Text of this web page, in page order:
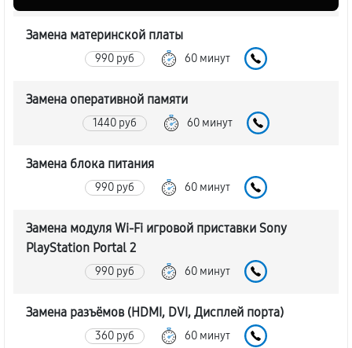
Замена материнской платы
990 руб 60 минут
Замена оперативной памяти
1440 руб 60 минут
Замена блока питания
990 руб 60 минут
Замена модуля Wi-Fi игровой приставки Sony
PlayStation Portal 2
990 руб 60 минут
Замена разъёмов (HDMI, DVI, Дисплей порта)
360 руб 60 минут